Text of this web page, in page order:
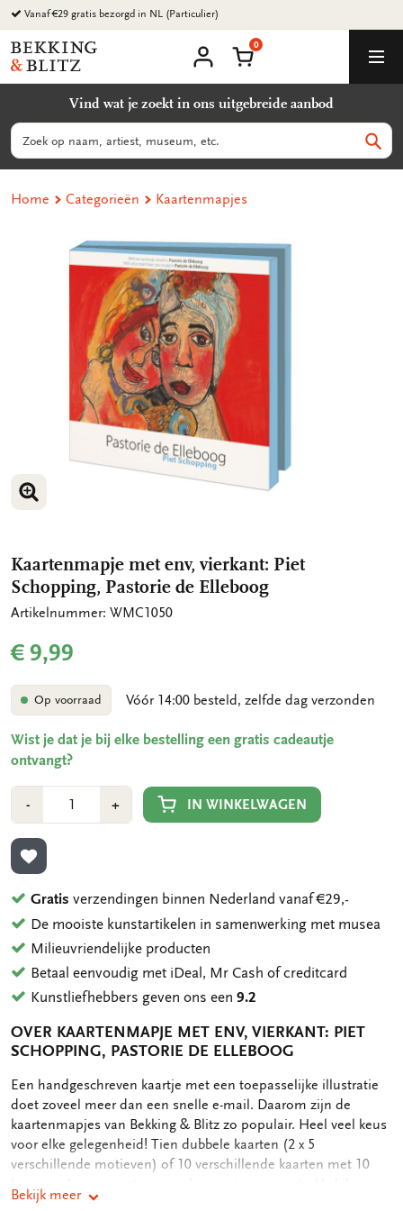
Ga
naar
content
Vanaf €29 gratis bezorgd in NL (Particulier)
Bekking
&
B.V.
account
Winkelmand
0
Vind wat je zoekt in ons uitgebreide aanbod
Zoeken
Home Categorieën Kaartenmapjes
VERGROOT AFBEELDING
Kaartenmapje met env, vierkant: Piet
Schopping, Pastorie de Elleboog
Artikelnummer: WMC1050
€ 9,99
Op voorraad Vóór 14:00 besteld, zelfde dag verzonden
Wist je dat je bij elke bestelling een gratis cadeautje
ontvangt?
-Min
1
+Plus
1
IN WINKELWAGEN
TOEVOEGEN AAN VERLANGLIJST
Gratis verzendingen binnen Nederland vanaf €29,-
De mooiste kunstartikelen in samenwerking met musea
Milieuvriendelijke producten
Betaal eenvoudig met iDeal, Mr Cash of creditcard
Kunstliefhebbers geven ons een9.2
OVER KAARTENMAPJE MET ENV, VIERKANT: PIET
SCHOPPING, PASTORIE DE ELLEBOOG
OMSCHRIJVING
Een handgeschreven kaartje met een toepasselijke illustratie
doet zoveel meer dan een snelle e-mail. Daarom zijn de
kaartenmapjes van Bekking & Blitz zo populair. Heel veel keus
voor elke gelegenheid! Tien dubbele kaarten (2 x 5
verschillende motieven) of 10 verschillende kaarten met 10
kaartenmapje. Op de achterkant van het mapje staan de
Bekijk meer